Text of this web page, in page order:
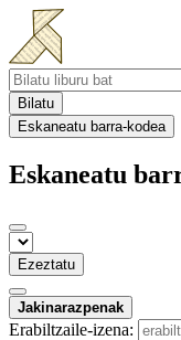
Bilatu
Eskaneatu barra-kodea
Eskaneatu
Ezeztatu
Jakinarazpenak
Erabiltzaile-izena: